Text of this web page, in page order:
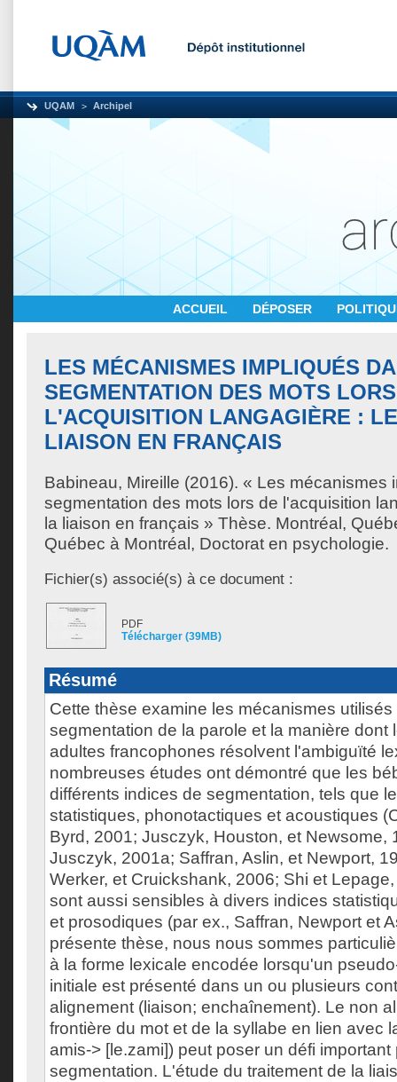
UQAM Archipel
ACCUEIL DÉPOSER
LES MÉCANISMES IMPLIQUÉS
SEGMENTATION DES MOTS
L'ACQUISITION LANGAGIÈRE :
LIAISON EN FRANÇAIS
Babineau, Mireille (2016). « Les mécanismes
segmentation des mots lors de l'acquisition
la liaison en français » Thèse. Montréal,
Québec à Montréal, Doctorat en psychologie.
Fichier(s) associé(s) à ce document :
PDF
Télécharger (39MB)
Résumé
Cette thèse examine les mécanismes utilisés
segmentation de la parole et la manière dont
adultes francophones résolvent l'ambiguïté
nombreuses études ont démontré que les
différents indices de segmentation, tels que
statistiques, phonotactiques et acoustiques
Byrd, 2001; Jusczyk, Houston, et Newsome,
Jusczyk, 2001a; Saffran, Aslin, et Newport,
Werker, et Cruickshank, 2006; Shi et
sont aussi sensibles à divers indices
et prosodiques (par ex., Saffran, Newport et
présente thèse, nous nous sommes
à la forme lexicale encodée lorsqu'un
initiale est présenté dans un ou plusieurs
alignement (liaison; enchaînement). Le non
frontière du mot et de la syllabe en lien avec
amis-> [le.zami]) peut poser un défi important
segmentation. L'étude du traitement de la